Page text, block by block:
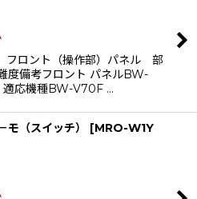
ロント（操作部）パネル 部
度備考フロント パネルBW-
機種BW-V70F …
モ（スイッチ） [MRO-W1Y